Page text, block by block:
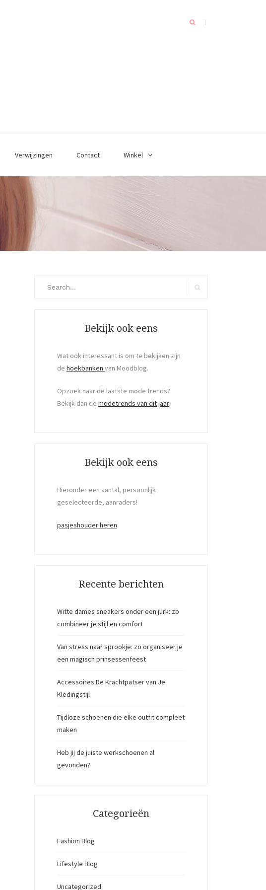
Verwijzingen Contact Winkel
Bekijk ook eens
Wat ook interessant is om te bekijken zijn
de hoekbanken van Moodblog.
Opzoek naar de laatste mode trends?
Bekijk dan de modetrends van dit jaar!
Bekijk ook eens
Hieronder een aantal, persoonlijk
geselecteerde, aanraders!
pasjeshouder heren
Recente berichten
Witte dames sneakers onder een jurk: zo
combineer je stijl en comfort
Van stress naar sprookje: zo organiseer je
een magisch prinsessenfeest
Accessoires De Krachtpatser van Je
Kledingstijl
Tijdloze schoenen die elke outfit compleet
maken
Heb jij de juiste werkschoenen al
gevonden?
Categorieën
Fashion Blog
Lifestyle Blog
Uncategorized